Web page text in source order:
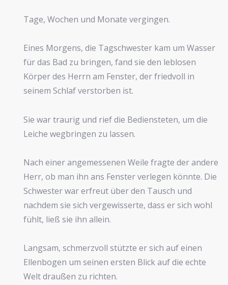
Tage, Wochen und Monate vergingen.
Eines Morgens, die Tagschwester kam um Wasser
für das Bad zu bringen, fand sie den leblosen
Körper des Herrn am Fenster, der friedvoll in
seinem Schlaf verstorben ist.
Sie war traurig und rief die Bediensteten, um die
Leiche wegbringen zu lassen.
Nach einer angemessenen Weile fragte der andere
Herr, ob man ihn ans Fenster verlegen könnte. Die
Schwester war erfreut über den Tausch und
nachdem sie sich vergewisserte, dass er sich wohl
fühlt, ließ sie ihn allein.
Langsam, schmerzvoll stützte er sich auf einen
Ellenbogen um seinen ersten Blick auf die echte
Welt draußen zu richten.